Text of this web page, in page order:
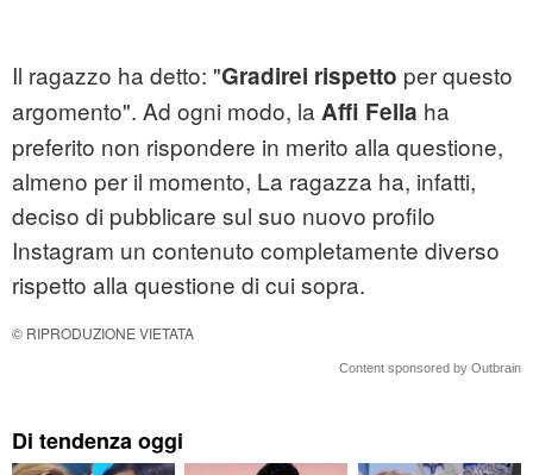
Il ragazzo ha detto: "Gradirei rispetto per questo
argomento". Ad ogni modo, la Affi Fella ha
preferito non rispondere in merito alla questione,
almeno per il momento, La ragazza ha, infatti,
deciso di pubblicare sul suo nuovo profilo
Instagram un contenuto completamente diverso
rispetto alla questione di cui sopra.
© RIPRODUZIONE VIETATA
Content sponsored by Outbrain
Di tendenza oggi